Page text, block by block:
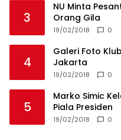
3
NU Minta
Orang Gila
19/02/2018 0
4
Galeri Foto
Jakarta
19/02/2018 0
5
Marko Simic
Piala Presiden
19/02/2018 0